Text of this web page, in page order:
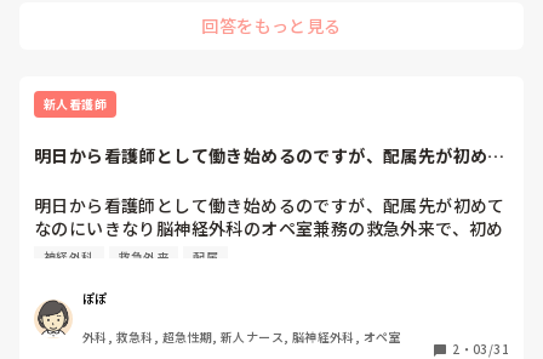
護が必要となります。手術室が病棟から遠いと時間を食うこと
回答をもっと見る
新人看護師
明日から看護師として働き始めるのですが、配属先が初めて
明日から看護師として働き始めるのですが、配属先が初めて
なのにいきなり脳神経外科のオペ室兼務の救急外来で、初め
からハードな部署のイメージがあるところに配属されて、つ
一年目から、手術室や救急外来へ配属された方いらっしゃい
ましたら、1年目ではどのような事がされたり、どのような
事を勉強していくのかなど、詳しくお聞きしたいです🥺
神経外科 救急外来 配属
ぽぽ
外科, 救急科, 超急性期, 新人ナース, 脳神経外科, オペ室
2 ・ 03/31